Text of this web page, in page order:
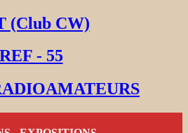
(Club CW)
REF - 55